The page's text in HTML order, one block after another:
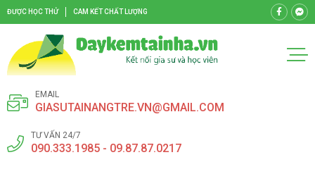
ĐƯỢC HỌC THỬ CAM KẾT CHẤT LƯỢNG
EMAIL
GIASUTAINANGTRE.VN@GMAIL.COM
TƯ VẤN 24/7
090.333.1985 - 09.87.87.0217